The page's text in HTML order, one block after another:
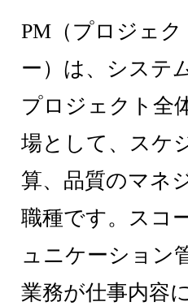
PM（プロジェ
ー）は、システ
プロジェクト全
場として、スケ
算、品質のマネ
職種です。スコ
ュニケーション
業務が仕事内容